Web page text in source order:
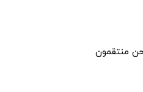
منتقمون